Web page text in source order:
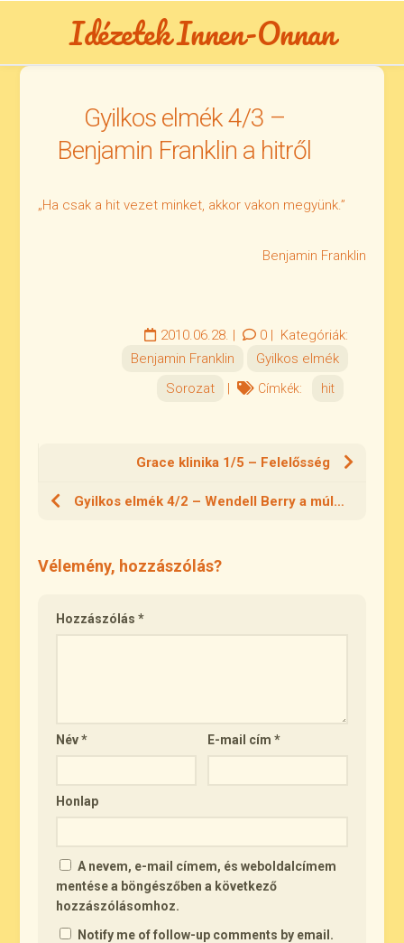
Idézetek Innen-Onnan
Gyilkos elmék 4/3 –
Benjamin Franklin a hitről
„Ha csak a hit vezet minket, akkor vakon megyünk.”
Benjamin Franklin
2010.06.28. | 0| Kategóriák:
Benjamin Franklin
Gyilkos elmék
Sorozat
| Címkék: hit
Grace klinika 1/5 – Felelősség
Gyilkos elmék 4/2 – Wendell Berry a múltról
Vélemény, hozzászólás?
Hozzászólás*
Név* E-mail cím*
Honlap
A nevem, e-mail címem, és weboldalcímem
mentése a böngészőben a következő
hozzászólásomhoz.
Notify me of follow-up comments by email.